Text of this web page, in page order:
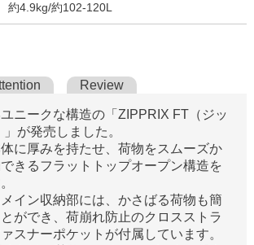
約4.9kg/約102-120L
Review
ニークな構造の「ZIPPRIX FT（ジッ
が発売しました。
に厚みを持たせ、荷物をスムーズか
きるフラットトップオープン構造を
イン収納部には、かさばる荷物も簡
ができ、荷崩れ防止のクロスストラ
スナーポケットが付属しています。